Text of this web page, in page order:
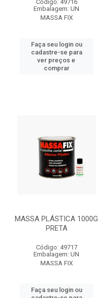
Código: 49716
Embalagem: UN
MASSA FIX
Faça seu login ou
cadastre-se para
ver preços e
comprar
MASSA PLÁSTICA 1000G
PRETA
Código: 49717
Embalagem: UN
MASSA FIX
Faça seu login ou